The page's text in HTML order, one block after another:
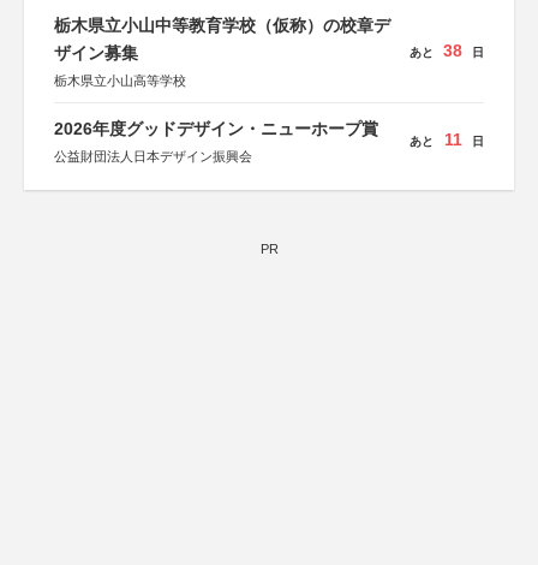
栃木県立小山中等教育学校（仮称）の校章デ
ザイン募集
栃木県立小山高等学校
あと 38 日
2026年度グッドデザイン・ニューホープ賞
公益財団法人日本デザイン振興会
あと 11 日
PR